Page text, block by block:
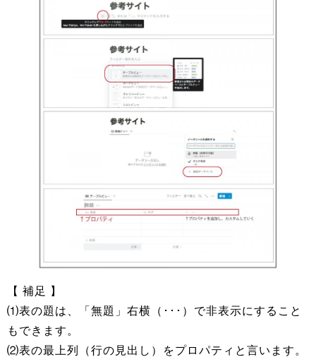
【 補足 】
⑴表の題は、「無題」右横（･･･）で非表示にすること
もできます。
⑵表の最上列（行の見出し）をプロパティと言います。